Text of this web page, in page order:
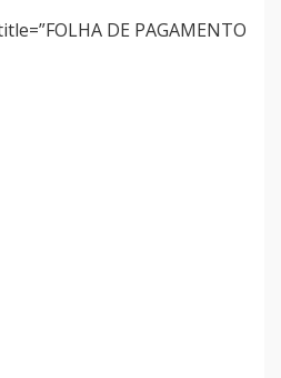
DE PAGAMENTO